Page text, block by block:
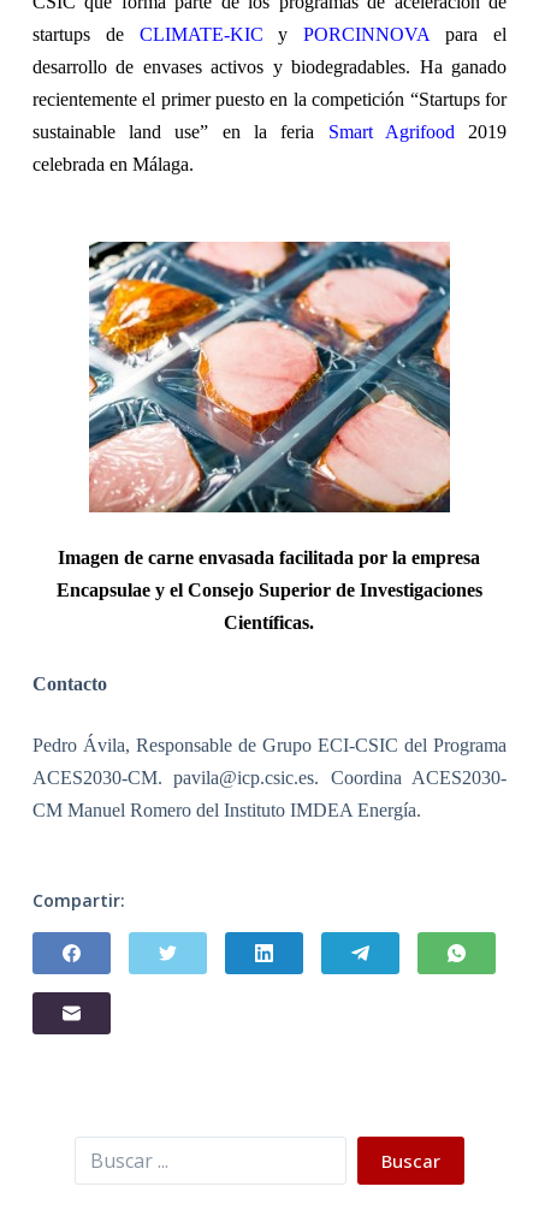
startups de CLIMATE-KIC yPORCINNOVA para el
desarrollo de envases activos y biodegradables. Ha ganado
recientemente el primer puesto en la competición “Startups for
sustainable land use” en la feria Smart Agrifood 2019
celebrada en Málaga.
Imagen de carne envasada facilitada por la empresa
Encapsulae y el Consejo Superior de Investigaciones
Científicas.
Contacto
Pedro Ávila, Responsable de Grupo ECI-CSIC del Programa
ACES2030-CM. pavila@icp.csic.es. Coordina ACES2030-
CM Manuel Romero del Instituto IMDEA Energía.
Compartir:
Buscar Buscar